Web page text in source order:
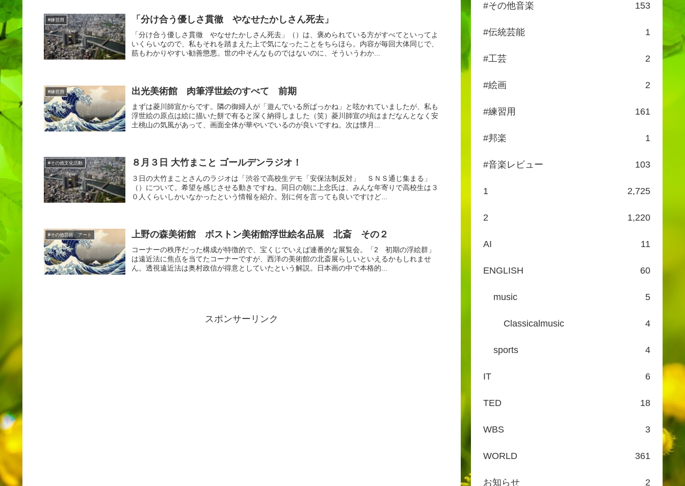
#練習用 「分け合う優しさ貫徹 やなせたかしさん死去」
「分け合う優しさ貫徹 やなせたかしさん死去」（）は、褒められている方がすべてといってよ
いくらいなので、私もそれを踏まえた上で気になったことをちらほら。内容が毎回大体同じで、
筋もわかりやすい勧善懲悪。世の中そんなものではないのに、そういうわか...
#練習用 出光美術館 肉筆浮世絵のすべて 前期
まずは菱川師宣からです。隣の御婦人が「遊んでいる所ばっかね」と呟かれていましたが、私も
浮世絵の原点は絵に描いた餅で有ると深く納得しました（笑）菱川師宣の頃はまだなんとなく安
土桃山の気風があって、画面全体が華やいでいるのが良いですね。次は懐月...
#その他文化活動 ８月３日 大竹まこと ゴールデンラジオ！
３日の大竹まことさんのラジオは「渋谷で高校生デモ「安保法制反対」 ＳＮＳ通じ集まる」
（）について。希望を感じさせる動きですね。同日の朝に上念氏は、みんな年寄りで高校生は３
０人くらいしかいなかったという情報を紹介。別に何を言っても良いですけど...
#その他芸術、アート 上野の森美術館 ボストン美術館浮世絵名品展 北斎 その２
コーナーの秩序だった構成が特徴的で、宝くじでいえば連番的な展覧会。「2 初期の浮絵群」
は遠近法に焦点を当てたコーナーですが、西洋の美術館の北斎展らしいといえるかもしれませ
ん。透視遠近法は奥村政信が得意としていたという解説。日本画の中で本格的...
スポンサーリンク
#その他音楽 153
#伝統芸能 1
#工芸 2
#絵画 2
#練習用 161
#邦楽 1
#音楽レビュー 103
1 2,725
2 1,220
AI 11
ENGLISH 60
music 5
Classicalmusic 4
sports 4
IT 6
TED 18
WBS 3
WORLD 361
お知らせ 2